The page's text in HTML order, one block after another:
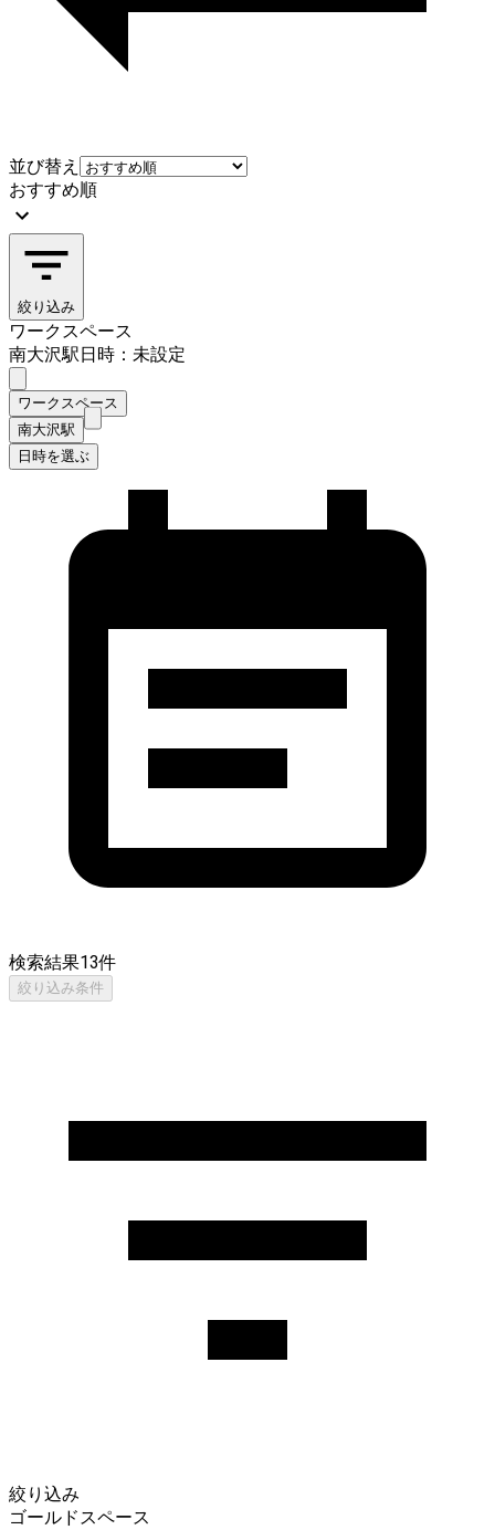
並び替え
おすすめ順
絞り込み
ワークスペース
南大沢駅日時：未設定
ワークスペース
南大沢駅
日時を選ぶ
検索結果13件
絞り込み条件
絞り込み
ゴールドスペース